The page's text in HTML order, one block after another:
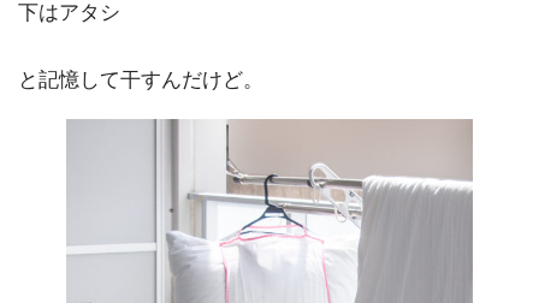
下はアタシ
と記憶して干すんだけど。